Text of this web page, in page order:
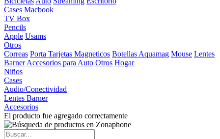
Cases Macbook
TV Box
Pencils
Apple Usams
Otros
Correas Porta Tarjetas Magneticos Botellas Aquamag Mouse Lentes
Barner Accesorios para Auto Otros Hogar
Niños
Cases
Audio/Conectividad
Lentes Barner
Accesorios
El producto fue agregado correctamente